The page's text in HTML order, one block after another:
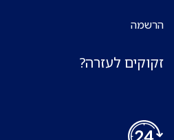
הרשמה
זקוקים לעזרה?